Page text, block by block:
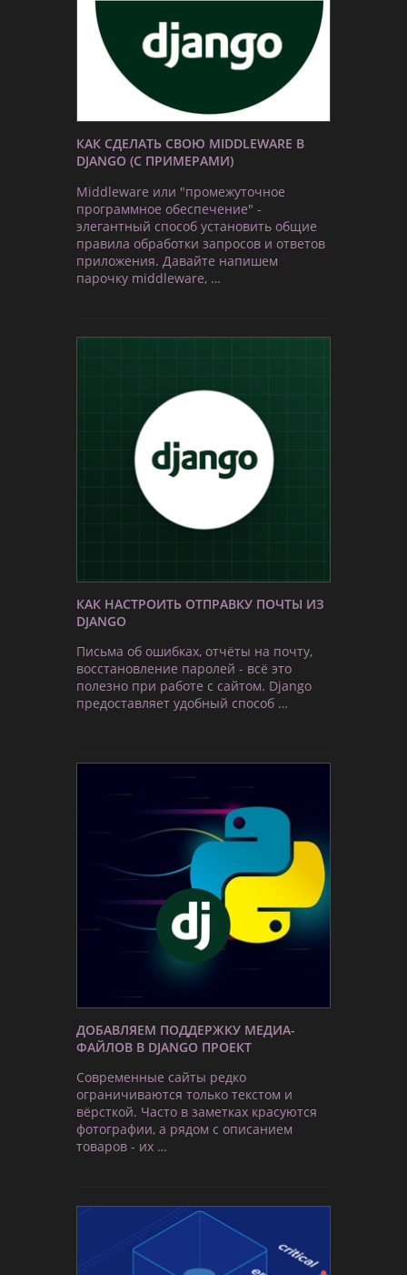
КАК СДЕЛАТЬ СВОЮ MIDDLEWARE В
DJANGO (С ПРИМЕРАМИ)
Middleware или "промежуточное
программное обеспечение" -
элегантный способ установить общие
правила обработки запросов и ответов
приложения. Давайте напишем
парочку middleware, …
КАК НАСТРОИТЬ ОТПРАВКУ ПОЧТЫ ИЗ
DJANGO
Письма об ошибках, отчёты на почту,
восстановление паролей - всё это
полезно при работе с сайтом. Django
предоставляет удобный способ …
ДОБАВЛЯЕМ ПОДДЕРЖКУ МЕДИА-
ФАЙЛОВ В DJANGO ПРОЕКТ
Современные сайты редко
ограничиваются только текстом и
вёрсткой. Часто в заметках красуются
фотографии, а рядом с описанием
товаров - их …